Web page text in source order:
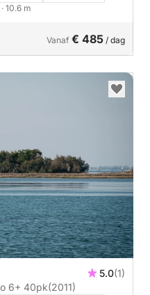
· 10.6 m
Vanaf € 485 / dag
5.0(1)
Woonboot Houseboat Minuetto 6+ 40pk(2011)